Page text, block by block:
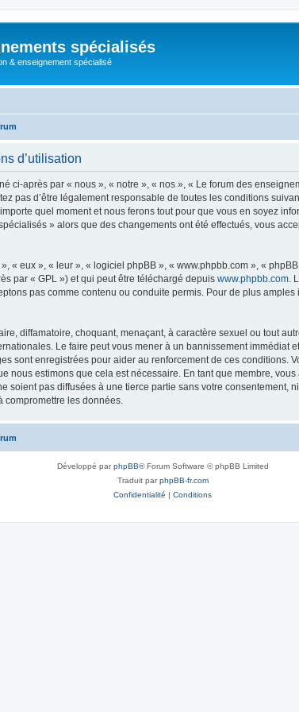
spécialisés
& enseignement spécialisé
d’utilisation
ci-après par « nous », « notre », « nos », « Le forum des
pas d’être légalement responsable de toutes les conditions
quel moment et nous ferons tout pour que vous en soyez
» alors que des changements ont été effectués, vous
« eux », « leur », « logiciel phpBB », « www.phpbb.com », «
par « GPL ») et qui peut être téléchargé depuis www.phpbb.com .
pas comme contenu ou conduite permis. Pour de plus
diffamatoire, choquant, menaçant, à caractère sexuel ou tout
Le faire peut vous mener à un bannissement immédiat
sont enregistrées pour aider au renforcement de ces conditions.
nous estimons que cela est nécessaire. En tant que membre,
soient pas diffusées à une tierce partie sans votre consentement,
les données.
Développé parphpBB® Forum Software © phpBB Limited
Traduit parphpBB-fr.com
Confidentialité | Conditions